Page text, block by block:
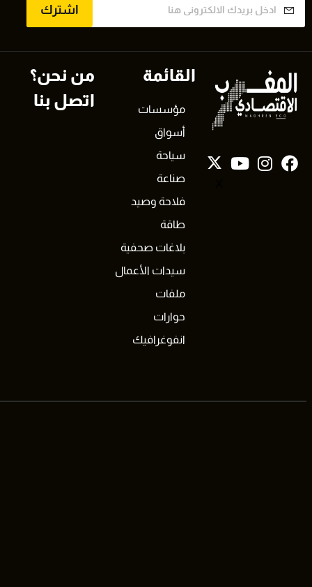
اشترك
القائمة
مؤسسات
أسواق
سياحة
صناعة
فلاحة وصيد
طاقة
بلاغات صحفية
سيدات الأعمال
ملفات
حوارات
انفوغرافيك
من نحن؟
اتصل بنا